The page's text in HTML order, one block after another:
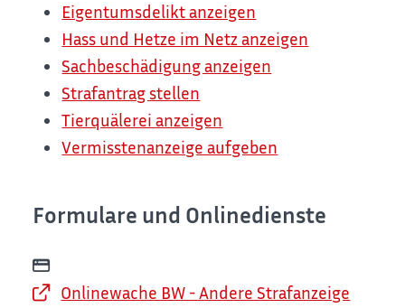
Eigentumsdelikt anzeigen
Hass und Hetze im Netz anzeigen
Sachbeschädigung anzeigen
Strafantrag stellen
Tierquälerei anzeigen
Vermisstenanzeige aufgeben
Formulare und Onlinedienste
Onlinewache BW - Andere Strafanzeige